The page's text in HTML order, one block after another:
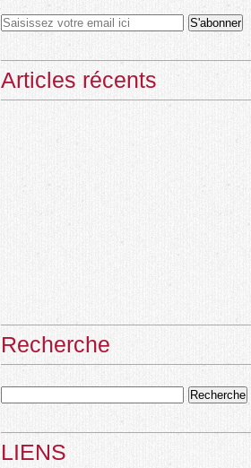
Articles récents
Recherche
LIENS